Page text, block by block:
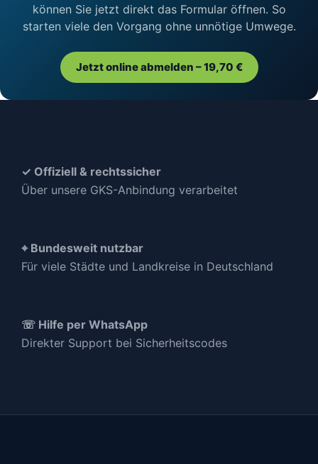
können Sie jetzt direkt das Formular öffnen. So
starten viele den Vorgang ohne unnötige Umwege.
Jetzt online abmelden – 19,70 €
✓ Offiziell & rechtssicher
Über unsere GKS-Anbindung verarbeitet
⌖ Bundesweit nutzbar
Für viele Städte und Landkreise in Deutschland
☏ Hilfe per WhatsApp
Direkter Support bei Sicherheitscodes